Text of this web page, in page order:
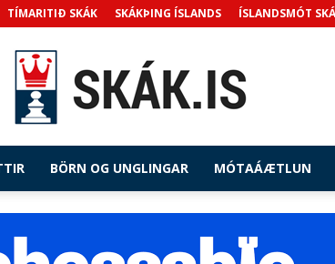
TÍMARITIÐ SKÁK SKÁKÞING ÍSLANDS ÍSLANDSMÓT
BÖRN OG UNGLINGAR MÓTAÁÆTLUN